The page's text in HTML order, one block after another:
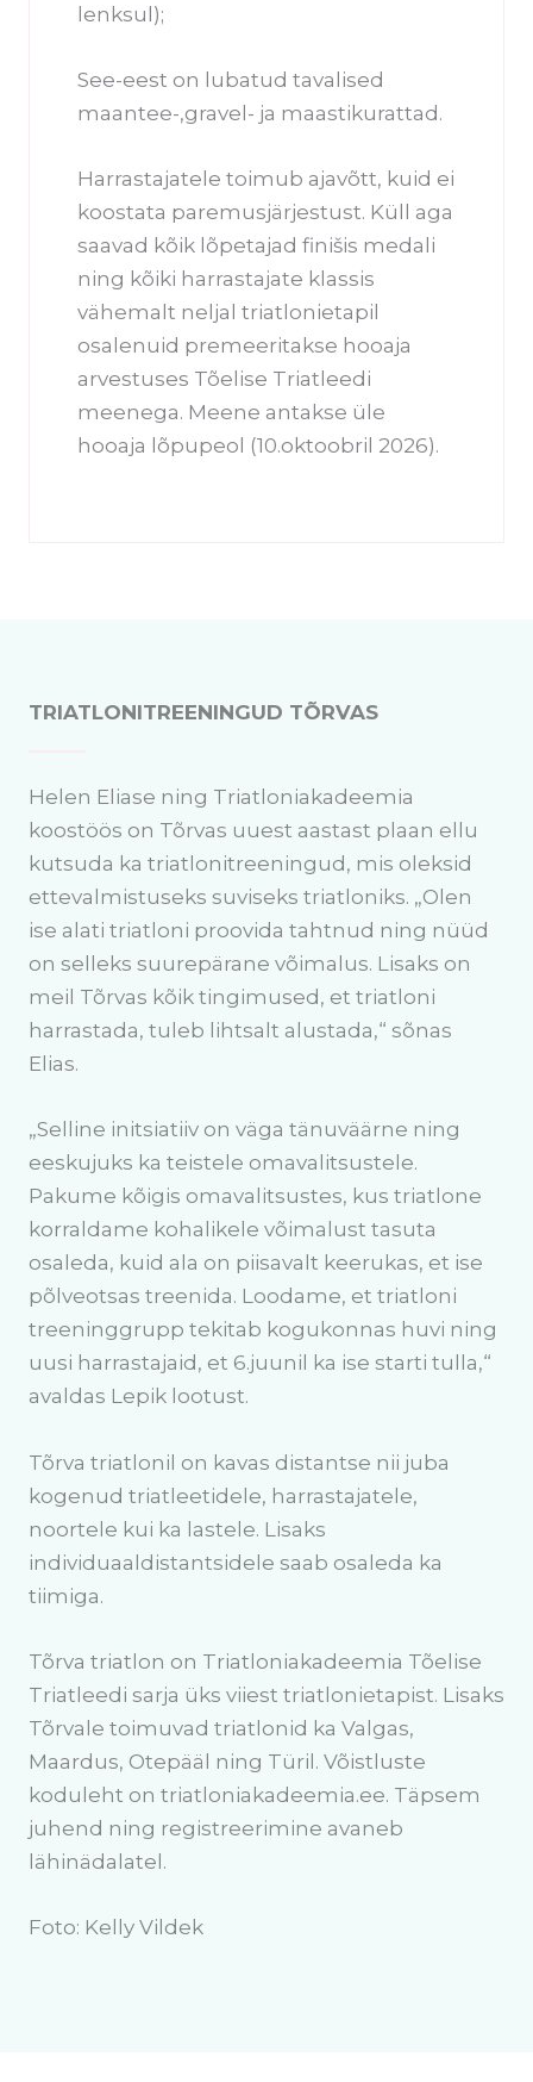
lenksul);
See-eest on lubatud tavalised
maantee-,gravel- ja maastikurattad.
Harrastajatele toimub ajavõtt, kuid ei
koostata paremusjärjestust. Küll aga
saavad kõik lõpetajad finišis medali
ning kõiki harrastajate klassis
vähemalt neljal triatlonietapil
osalenuid premeeritakse hooaja
arvestuses Tõelise Triatleedi
meenega. Meene antakse üle
hooaja lõpupeol (10.oktoobril 2026).
TRIATLONITREENINGUD TÕRVAS
Helen Eliase ning Triatloniakadeemia
koostöös on Tõrvas uuest aastast plaan ellu
kutsuda ka triatlonitreeningud, mis oleksid
ettevalmistuseks suviseks triatloniks. „Olen
ise alati triatloni proovida tahtnud ning nüüd
on selleks suurepärane võimalus. Lisaks on
meil Tõrvas kõik tingimused, et triatloni
harrastada, tuleb lihtsalt alustada,“ sõnas
Elias.
„Selline initsiatiiv on väga tänuväärne ning
eeskujuks ka teistele omavalitsustele.
Pakume kõigis omavalitsustes, kus triatlone
korraldame kohalikele võimalust tasuta
osaleda, kuid ala on piisavalt keerukas, et ise
põlveotsas treenida. Loodame, et triatloni
treeninggrupp tekitab kogukonnas huvi ning
uusi harrastajaid, et 6.juunil ka ise starti tulla,“
avaldas Lepik lootust.
Tõrva triatlonil on kavas distantse nii juba
kogenud triatleetidele, harrastajatele,
noortele kui ka lastele. Lisaks
individuaaldistantsidele saab osaleda ka
tiimiga.
Tõrva triatlon on Triatloniakadeemia Tõelise
Triatleedi sarja üks viiest triatlonietapist. Lisaks
Tõrvale toimuvad triatlonid ka Valgas,
Maardus, Otepääl ning Türil. Võistluste
koduleht on triatloniakadeemia.ee. Täpsem
juhend ning registreerimine avaneb
lähinädalatel.
Foto: Kelly Vildek